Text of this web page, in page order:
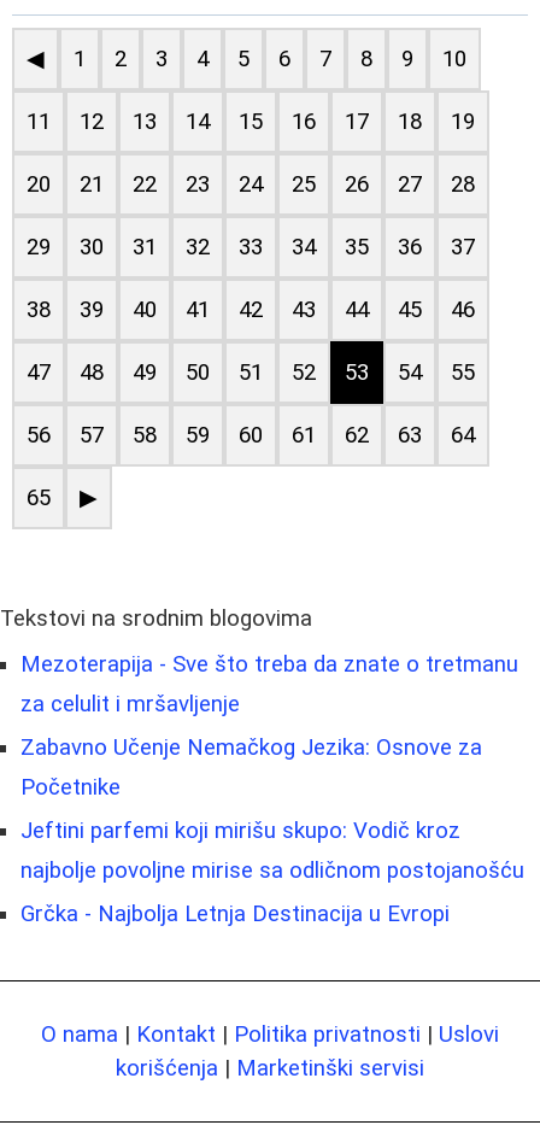
◀ 1 2 3 4 5 6 7 8 9 10
11 12 13 14 15 16 17 18 19
20 21 22 23 24 25 26 27 28
29 30 31 32 33 34 35 36 37
38 39 40 41 42 43 44 45 46
47 48 49 50 51 52 53 54 55
56 57 58 59 60 61 62 63 64
65 ▶
Tekstovi na srodnim blogovima
Mezoterapija - Sve što treba da znate o tretmanu
za celulit i mršavljenje
Zabavno Učenje Nemačkog Jezika: Osnove za
Početnike
Jeftini parfemi koji mirišu skupo: Vodič kroz
najbolje povoljne mirise sa odličnom postojanošću
Grčka - Najbolja Letnja Destinacija u Evropi
O nama | Kontakt | Politika privatnosti | Uslovi
korišćenja | Marketinški servisi